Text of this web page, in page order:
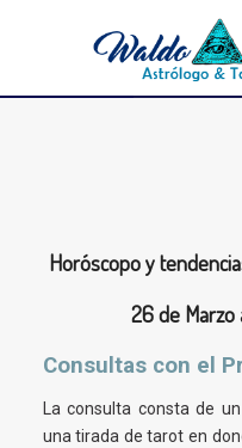
Horóscopo y
26 de Marzo
Consultas con el
La consulta consta de
una tirada de tarot en